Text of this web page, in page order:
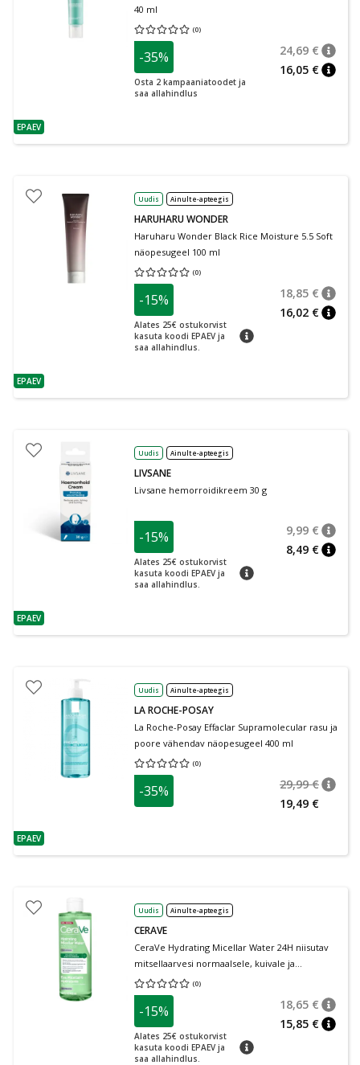
nõuanne
EPAEV
40 ml
(0)
Keskmine hinnang 0.00
-35%
Osta 2 kampaaniatoodet ja
saa allahindlus
24,69 €
16,05 €
nõuanne
EPAEV
Uudis Ainult e-apteegis
HARUHARU WONDER
Haruharu Wonder Black Rice Moisture 5.5 Soft
näopesugeel 100 ml
(0)
Keskmine hinnang 0.00
-15%
Alates 25€ ostukorvist
kasuta koodi EPAEV ja
saa allahindlus.
nõuanne
18,85 €
16,02 €
nõuanne
EPAEV
Uudis Ainult e-apteegis
LIVSANE
Livsane hemorroidikreem 30 g
-15%
Alates 25€ ostukorvist
kasuta koodi EPAEV ja
saa allahindlus.
nõuanne
9,99 €
8,49 €
nõuanne
EPAEV
Uudis Ainult e-apteegis
LA ROCHE-POSAY
La Roche-Posay Effaclar Supramolecular rasu ja
poore vähendav näopesugeel 400 ml
(0)
Keskmine hinnang 0.00
-35% 29,99 €
19,49 €
Uudis Ainult e-apteegis
CERAVE
CeraVe Hydrating Micellar Water 24H niisutav
mitsellaarvesi normaalsele, kuivale ja
tundlikule nahale 400 ml
(0)
Keskmine hinnang 0.00
-15%
Alates 25€ ostukorvist
kasuta koodi EPAEV ja
saa allahindlus.
nõuanne
18,65 €
15,85 €